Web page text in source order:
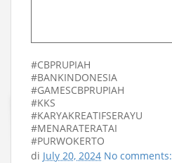
#CBPRUPIAH
#BANKINDONESIA
#GAMESCBPRUPIAH
#KKS
#KARYAKREATIFSERAYU
#MENARATERATAI
#PURWOKERTO
di July 20, 2024 No comments: